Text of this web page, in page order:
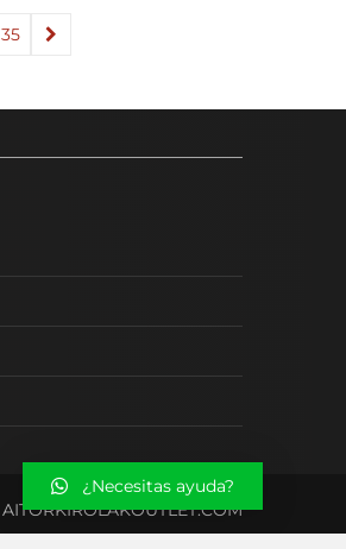
35 →
AITORKIROLAKOUTLET.COM
¿Necesitas ayuda?